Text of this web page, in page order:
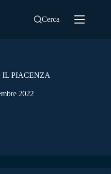
Cerca
IL PIACENZA
2022